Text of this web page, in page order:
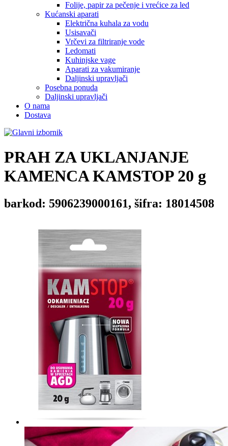
Folije, papir za pečenje i vrećice za led
Kućanski aparati
Električna kuhala za vodu
Usisavači
Vrčevi za filtriranje vode
Ledomati
Kuhinjske vage
Aparati za vakumiranje
Daljinski upravljači
Posebna ponuda
Daljinski upravljači
O nama
Dostava
PRAH ZA UKLANJANJE
KAMENCAKAMSTOP 20 g
barkod: 5906239000161, šifra: 18014508